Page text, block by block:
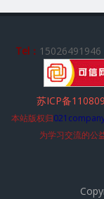
Tel： 15026491946
苏ICP备
本站版权归
为学习交流的公